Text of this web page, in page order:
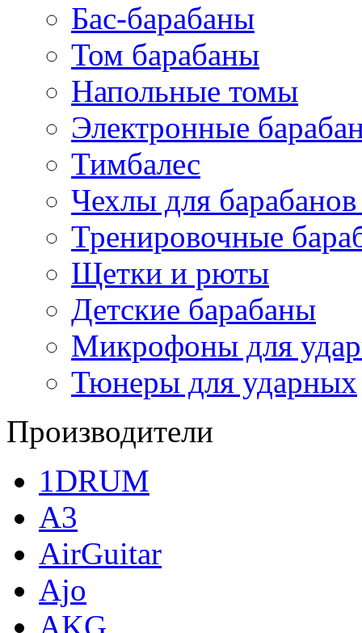
Бас-барабаны
Том барабаны
Напольные томы
Электронные
Тимбалес
Чехлы для
Тренировочные
Щетки и рюты
Детские барабаны
Микрофоны для
Тюнеры для ударных
Производители
1DRUM
A3
AirGuitar
Ajo